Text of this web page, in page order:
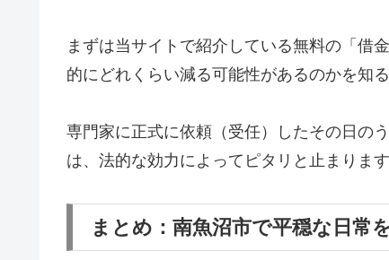
まずは当サイトで紹介している無料の「借
的にどれくらい減る可能性があるのかを知
専門家に正式に依頼（受任）したその日の
は、法的な効力によってピタリと止まります
まとめ：南魚沼市で平穏な日常